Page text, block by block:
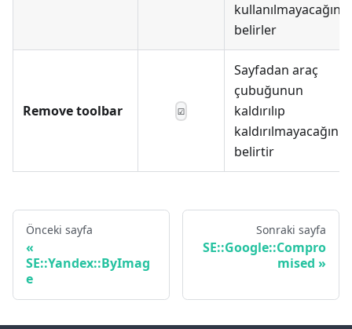
kullanılmayacağını
belirler
Remove toolbar ☑
Sayfadan araç
çubuğunun
kaldırılıp
kaldırılmayacağını
belirtir
Önceki sayfa
SE::Yandex::ByImag
e
Sonraki sayfa
SE::Google::Compro
mised